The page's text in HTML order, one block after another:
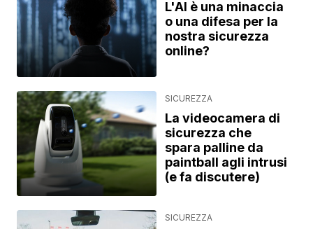
L'AI è una minaccia
o una difesa per la
nostra sicurezza
online?
SICUREZZA
La videocamera di
sicurezza che
spara palline da
paintball agli intrusi
(e fa discutere)
SICUREZZA